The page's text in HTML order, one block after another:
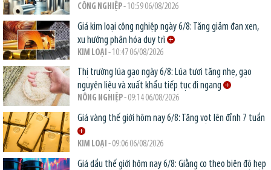
CÔNG NGHIỆP- 10:59 06/08/2026
Giá kim loại công nghiệp ngày 6/8: Tăng giảm đan xen,
xu hướng phân hóa duy trì
KIM LOẠI - 10:47 06/08/2026
Thị trường lúa gạo ngày 6/8: Lúa tươi tăng nhẹ, gạo
nguyên liệu và xuất khẩu tiếp tục đi ngang
NÔNG NGHIỆP- 09:14 06/08/2026
Giá vàng thế giới hôm nay 6/8: Tăng vọt lên đỉnh 7 tuần
KIM LOẠI - 09:06 06/08/2026
Giá dầu thế giới hôm nay 6/8: Giằng co theo biên độ hẹp